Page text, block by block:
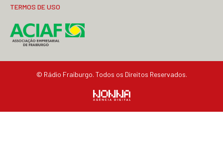
TERMOS DE USO
© Rádio Fraiburgo. Todos os Direitos Reservados.